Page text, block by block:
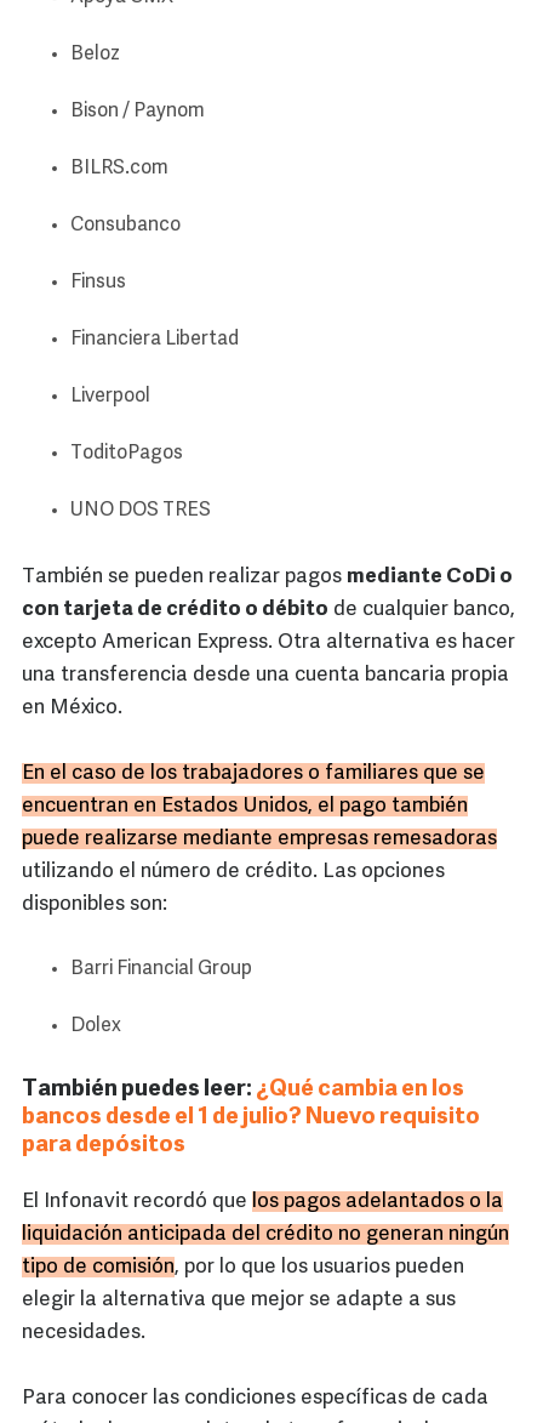
Beloz
Bison / Paynom
BILRS.com
Consubanco
Finsus
Financiera Libertad
Liverpool
ToditoPagos
UNO DOS TRES
También se pueden realizar pagos mediante CoDi o
con tarjeta de crédito o débito de cualquier banco,
excepto American Express. Otra alternativa es hacer
una transferencia desde una cuenta bancaria propia
en México.
En el caso de los trabajadores o familiares que se
encuentran en Estados Unidos, el pago también
puede realizarse mediante empresas remesadoras
utilizando el número de crédito. Las opciones
disponibles son:
Barri Financial Group
Dolex
También puedes leer: ¿Qué cambia en los
bancos desde el 1 de julio? Nuevo requisito
para depósitos
El Infonavit recordó que los pagos adelantados o la
liquidación anticipada del crédito no generan ningún
tipo de comisión, por lo que los usuarios pueden
elegir la alternativa que mejor se adapte a sus
necesidades.
Para conocer las condiciones específicas de cada